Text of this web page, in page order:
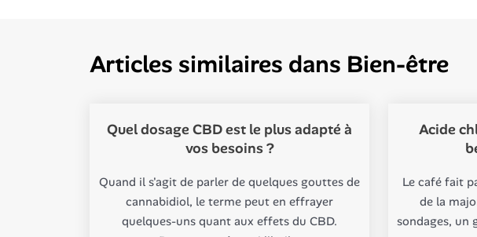
Articles similaires dans Bien-être
Quel dosage CBD est le plus adapté à
vos besoins ?
Quand il s'agit de parler de quelques gouttes de
cannabidiol, le terme peut en effrayer
quelques-uns quant aux effets du CBD.
Acide
Le café fait
de la
sondages, un